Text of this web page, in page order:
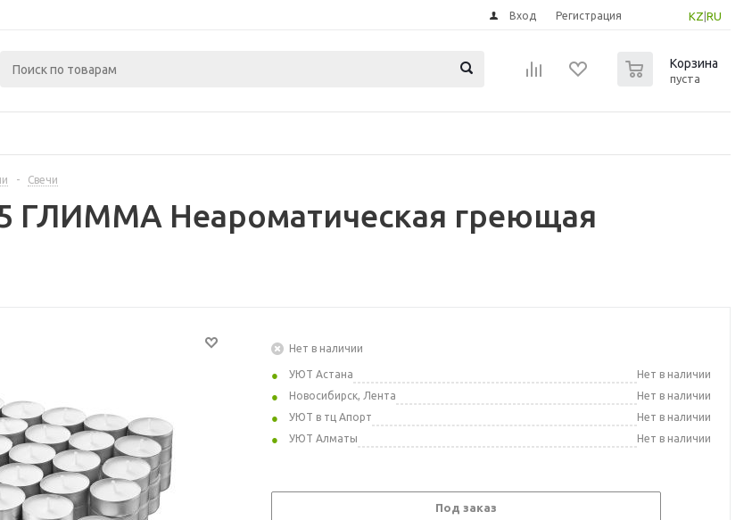
KZ RU
Вход Регистрация
Корзина
пуста
- Свечи
ГЛИММА Неароматическая греющая
Нет в наличии
УЮТ Астана
Нет в наличии
Новосибирск, Лента
Нет в наличии
УЮТ в тц Апорт
Нет в наличии
УЮТ Алматы
Нет в наличии
Под заказ